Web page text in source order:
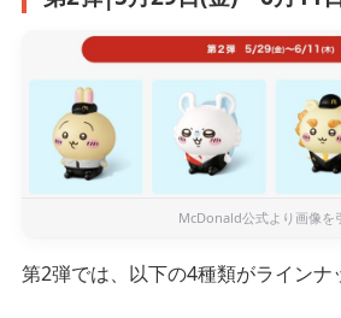
McDonald公式より画像を
第2弾では、以下の4種類がラインナ